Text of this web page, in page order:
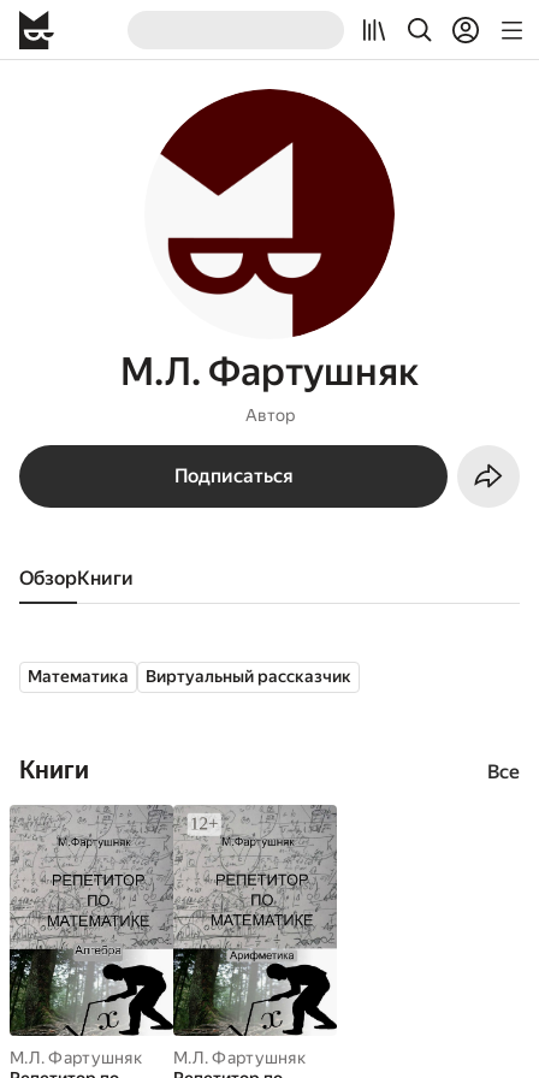
М.Л. Фартушняк
Автор
Подписаться
Обзор книги
Математика Виртуальный рассказчик
Книги Все
М.Л. Фартушняк
М.Л. Фартушняк